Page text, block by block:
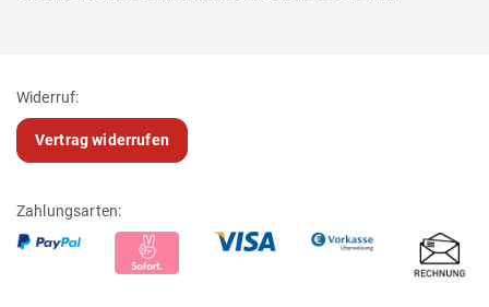
Widerruf:
Vertrag widerrufen
Zahlungsarten: